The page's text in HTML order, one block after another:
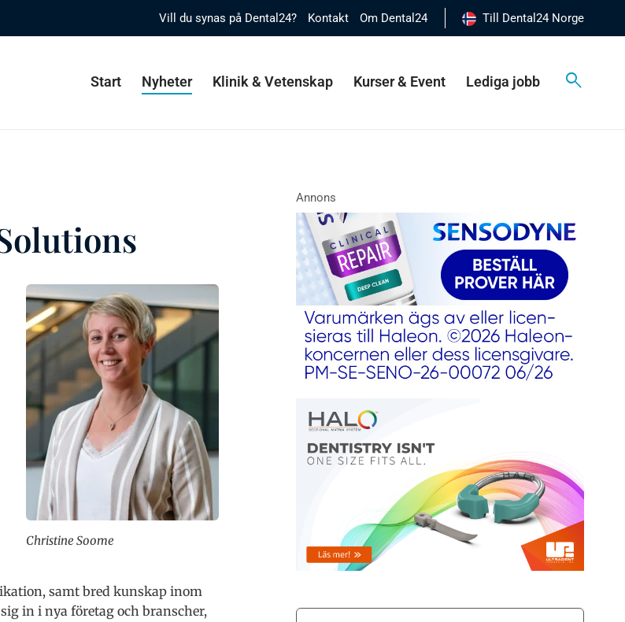
Vill du synas på Dental24? Kontakt Om Dental24 Till Dental24 Norge
Start Nyheter Klinik & Vetenskap Kurser & Event Lediga jobb
Christine Soome
samt bred kunskap inom
in i nya företag och branscher,